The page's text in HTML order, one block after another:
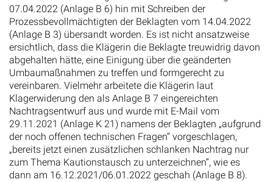
07.04.2022 (Anlage B 6) hin mit Schreiben der
Prozessbevollmächtigten der Beklagten vom 14.04.2022
(Anlage B 3) übersandt worden. Es ist nicht ansatzweise
ersichtlich, dass die Klägerin die Beklagte treuwidrig davon
abgehalten hätte, eine Einigung über die geänderten
Umbaumaßnahmen zu treffen und formgerecht zu
vereinbaren. Vielmehr arbeitete die Klägerin laut
Klagerwiderung den als Anlage B 7 eingereichten
Nachtragsentwurf aus und wurde mit E-Mail vom
29.11.2021 (Anlage K 21) namens der Beklagten „aufgrund
der noch offenen technischen Fragen“ vorgeschlagen,
„bereits jetzt einen zusätzlichen schlanken Nachtrag nur
zum Thema Kautionstausch zu unterzeichnen“, wie es
dann am 16.12.2021/06.01.2022 geschah (Anlage B 8).